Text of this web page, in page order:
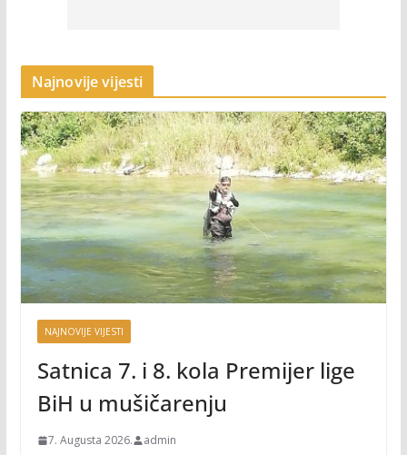
Najnovije vijesti
NAJNOVIJE VIJESTI
Satnica 7. i 8. kola Premijer lige
BiH u mušičarenju
7. Augusta 2026. admin